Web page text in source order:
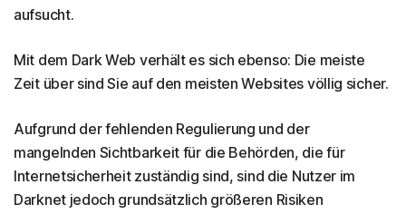
aufsucht.
Mit dem Dark Web verhält es sich ebenso: Die meiste
Zeit über sind Sie auf den meisten Websites völlig sicher.
Aufgrund der fehlenden Regulierung und der
mangelnden Sichtbarkeit für die Behörden, die für
Internetsicherheit zuständig sind, sind die Nutzer im
Darknet jedoch grundsätzlich größeren Risiken